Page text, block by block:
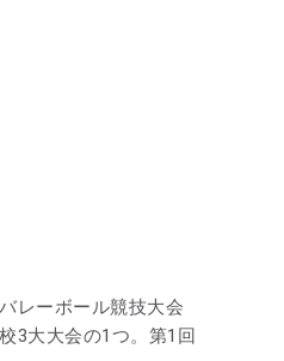
レーボール競技大会
3大大会の1つ。第1回